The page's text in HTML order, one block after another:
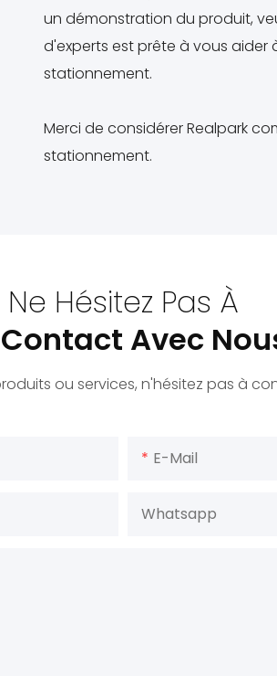
un démonstration du produit,
d'experts est prête à vous aider
stationnement.
Merci de considérer Realpark
stationnement.
Ne Hésitez Pas À
Contact Avec
ou services, n'hésitez pas à
E-Mail
Whatsapp